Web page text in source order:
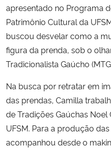
Banco Central do Brasil
Planalto
apresentado no Programa
Patrimônio Cultural da
buscou desvelar como a
figura da prenda, sob o
Tradicionalista Gaúcho
Na busca por retratar em
das prendas, Camilla
de Tradições Gaúchas
UFSM. Para a produção
acompanhou desde o